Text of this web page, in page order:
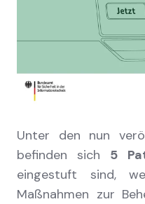
Unter den nun
befinden sich 5
eingestuft sind,
Maßnahmen zur